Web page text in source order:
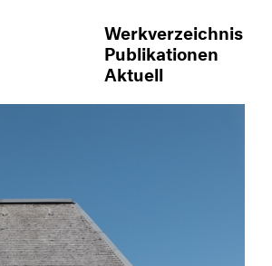
Werkverzeichnis
Publikationen
Aktuell